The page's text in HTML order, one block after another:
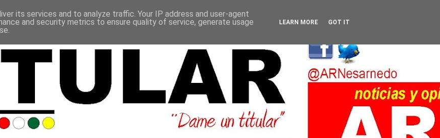
its services and to analyze traffic. Your IP address and user-agent
and security metrics to ensure quality of service, generate usage
LEARN MORE GOT IT